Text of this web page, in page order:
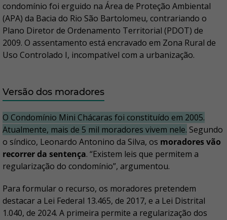
condomínio foi erguido na Área de Proteção Ambiental
(APA) da Bacia do Rio São Bartolomeu, contrariando o
Plano Diretor de Ordenamento Territorial (PDOT) de
2009. O assentamento está encravado em Zona Rural de
Uso Controlado I, incompatível com a urbanização.
Versão dos moradores
O Condomínio Mini Chácaras foi constituído em 2005.
Atualmente, mais de 5 mil moradores vivem nele. Segundo
o síndico, Leonardo Antonino da Silva, os moradores vão
recorrer da sentença. “Existem leis que permitem a
regularização do condomínio”, argumentou.
Para formular o recurso, os moradores pretendem
destacar a Lei Federal 13.465, de 2017, e a Lei Distrital
1.040, de 2024. A primeira permite a regularização dos